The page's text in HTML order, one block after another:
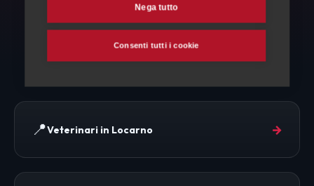
Esplora anche
📍Veterinari in Locarno →
Nega tutto
Consenti tutti i cookie